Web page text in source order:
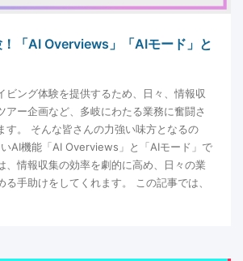
「AI Overviews」「AIモード」と
ビング体験を提供するため、日々、情報収
アー企画など、多岐にわたる業務に奮闘さ
す。 そんな皆さんの力強い味方となるの
AI機能「AI Overviews」と「AIモード」で
、情報収集の効率を劇的に高め、日々の業
る手助けをしてくれます。 この記事では、